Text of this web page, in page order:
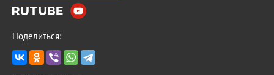
Поделиться: